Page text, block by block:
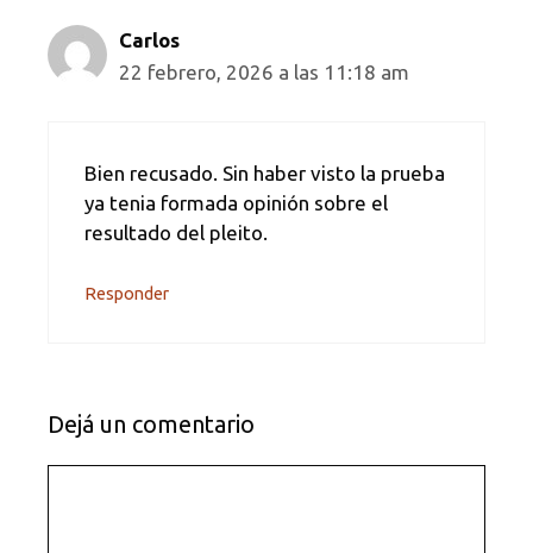
Carlos
22 febrero, 2026 a las 11:18 am
Bien recusado. Sin haber visto la prueba
ya tenia formada opinión sobre el
resultado del pleito.
Responder
Dejá un comentario